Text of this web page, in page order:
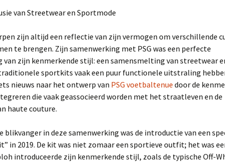
van Streetwear en Sportmode
zijn altijd een reflectie van zijn vermogen om verschillende
te brengen. Zijn samenwerking met PSG was een perfecte
van zijn kenmerkende stijl: een samensmelting van streetwear
sportkits vaak een puur functionele uitstraling
nieuws naar het ontwerp van PSG voetbaltenue door de
die vaak geassocieerd worden met het straatleven en de
haute couture.
blikvanger in deze samenwerking was de introductie van een
in 2019. De kit was niet zomaar een sportieve outfit; het was
introduceerde zijn kenmerkende stijl, zoals de typische Off-